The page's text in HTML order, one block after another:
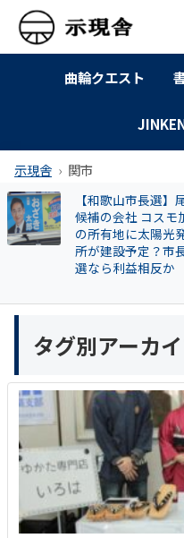
曲輪クエスト
示現舎 関市
【和歌山市長選】
候補の会社 コスモ
の所有地に太陽光
所が建設予定？市
選なら利益相反か
タグ別アーカ